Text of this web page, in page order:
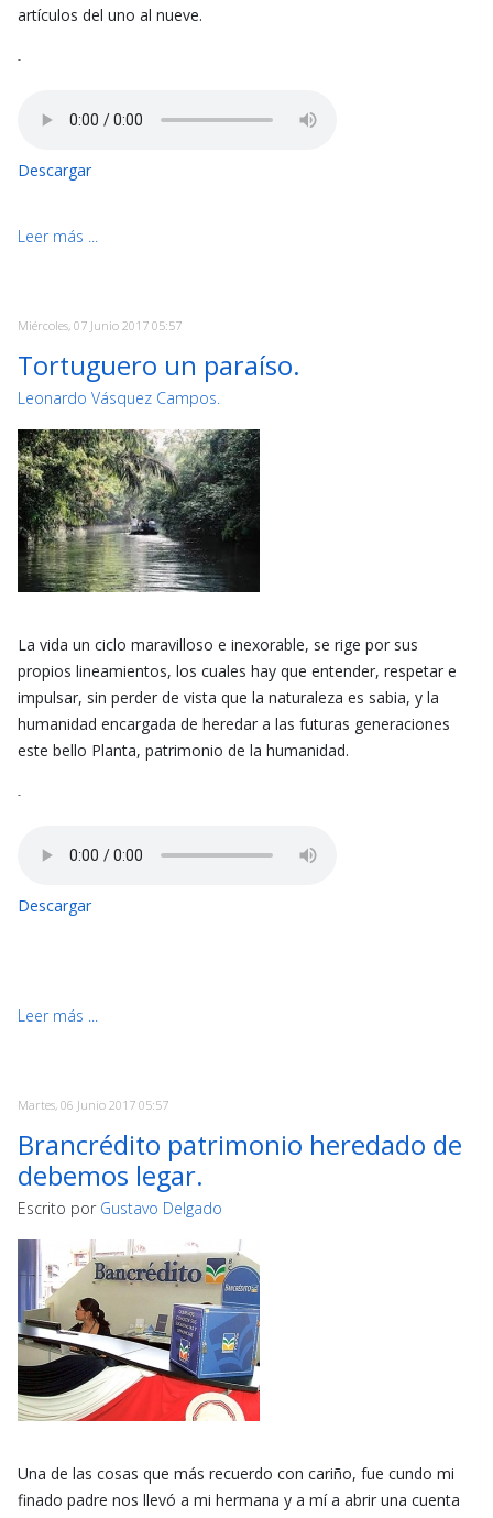
artículos del uno al nueve.
-
Descargar
Leer más ...
Miércoles, 07 Junio 2017 05:57
Tortuguero un paraíso.
Leonardo Vásquez Campos.
La vida un ciclo maravilloso e inexorable, se rige por sus
propios lineamientos, los cuales hay que entender, respetar e
impulsar, sin perder de vista que la naturaleza es sabia, y la
humanidad encargada de heredar a las futuras generaciones
este bello Planta, patrimonio de la humanidad.
-
Descargar
Leer más ...
Martes, 06 Junio 2017 05:57
Brancrédito patrimonio heredado de
debemos legar.
Escrito por Gustavo Delgado
Una de las cosas que más recuerdo con cariño, fue cundo mi
finado padre nos llevó a mi hermana y a mí a abrir una cuenta